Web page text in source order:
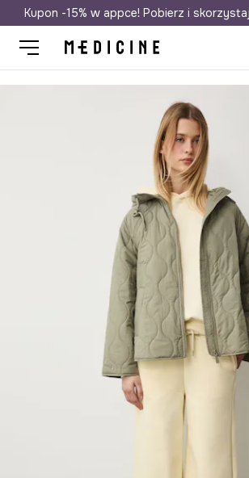
Darmowa dostawa do
Kupon -15% w appce! Pobierz i